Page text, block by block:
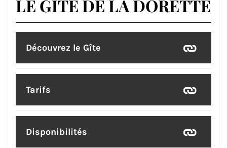
LE GÎTE DE LA DORETTE
Découvrez le Gîte
Tarifs
Disponibilités